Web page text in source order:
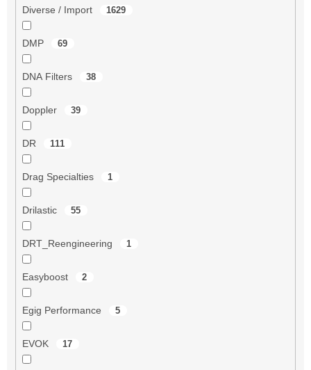
Diverse / Import 1629
DMP 69
DNA Filters 38
Doppler 39
DR 111
Drag Specialties 1
Drilastic 55
DRT_Reengineering 1
Easyboost 2
Egig Performance 5
EVOK 17